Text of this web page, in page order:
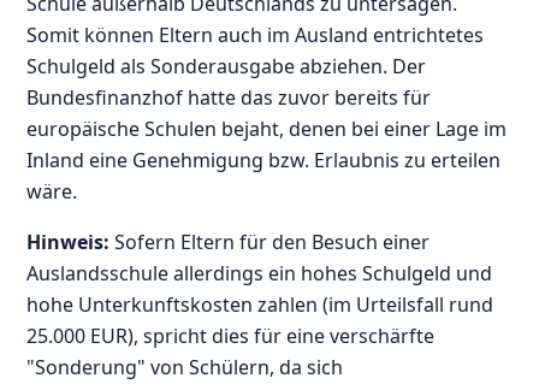
Somit können Eltern auch im Ausland entrichtetes
Schulgeld als Sonderausgabe abziehen. Der
Bundesfinanzhof hatte das zuvor bereits für
europäische Schulen bejaht, denen bei einer Lage im
Inland eine Genehmigung bzw. Erlaubnis zu erteilen
wäre.
Hinweis: Sofern Eltern für den Besuch einer
Auslandsschule allerdings ein hohes Schulgeld und
hohe Unterkunftskosten zahlen (im Urteilsfall rund
25.000 EUR), spricht dies für eine verschärfte
"Sonderung" von Schülern, da sich